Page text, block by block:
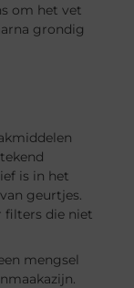
om het vet
grondig
is in het
geurtjes.
filters die niet
mengsel